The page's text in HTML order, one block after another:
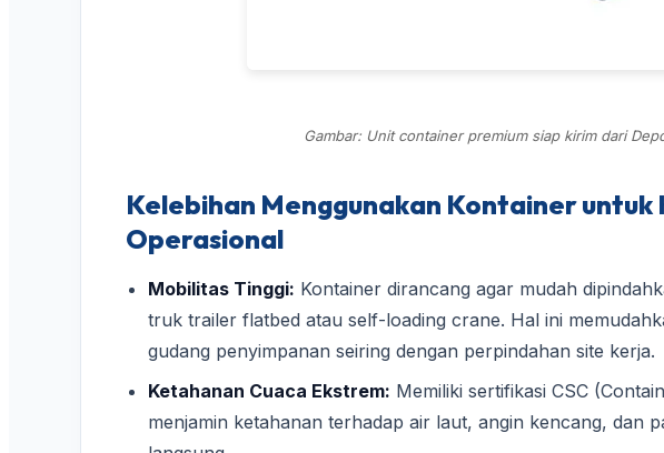
Gambar: Unit container premium siap kirim dari
Kelebihan Menggunakan Kontainer untuk
Operasional
Mobilitas Tinggi: Kontainer dirancang agar mudah
truk trailer flatbed atau self-loading crane. Hal ini
gudang penyimpanan seiring dengan perpindahan site kerja.
Ketahanan Cuaca Ekstrem: Memiliki sertifikasi CSC
menjamin ketahanan terhadap air laut, angin kencang, dan